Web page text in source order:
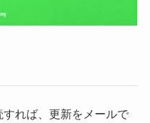
れば、更新をメールで